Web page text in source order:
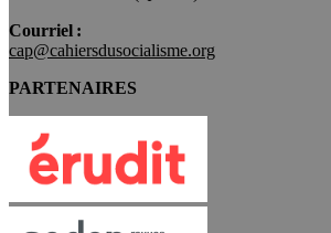
Courriel :
cap@cahiersdusocialisme.org
PARTENAIRES